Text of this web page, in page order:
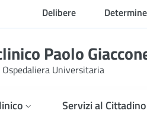
Delibere Determine
Paolo
Universitaria
Servizi al